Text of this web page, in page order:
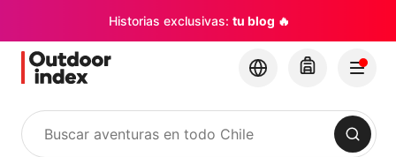
Historias exclusivas: tu blog 🔥
Buscar